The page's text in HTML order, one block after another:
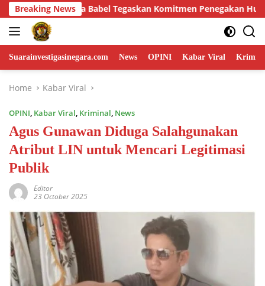
Skip
to
content
Breaking NewsHukum dalam Perkara 53 Ton Pasir Timah Ilegal di
Suarainvestigasinegara.com News OPINI Kabar Viral
Home Kabar Viral
OPINI, Kabar Viral, Kriminal, News
Agus Gunawan Diduga Salahgunakan
Atribut LIN untuk Mencari Legitimasi
Publik
Editor
23 October 2025